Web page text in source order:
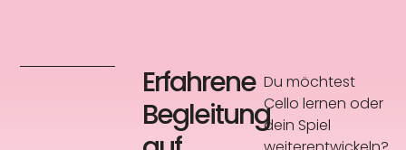
Erfahrene
Begleitung
Du möchtest
Cello lernen oder
dein Spiel